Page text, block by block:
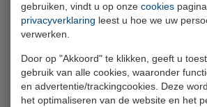
gebruiken, vindt u op onze cookies
privacyverklaring leest u hoe we uw
verwerken.
Door op "Akkoord" te klikken, geeft u
gebruik van alle cookies, waaronder
en advertentie/trackingcookies. Deze
het optimaliseren van de website en het